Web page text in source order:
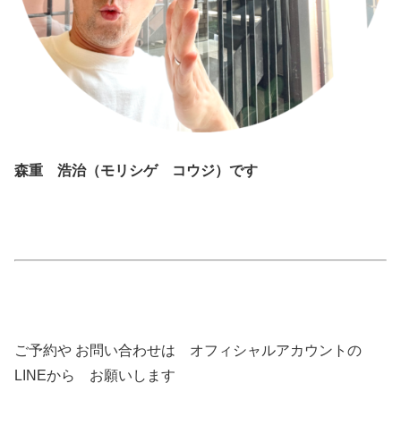
森重 浩治（モリシゲ コウジ）です
ご予約や お問い合わせは オフィシャルアカウントの
LINEから お願いします